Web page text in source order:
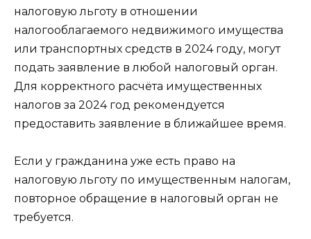
налоговую льготу в отношении
налогооблагаемого недвижимого имущества
или транспортных средств в 2024 году, могут
подать заявление в любой налоговый орган.
Для корректного расчёта имущественных
налогов за 2024 год рекомендуется
предоставить заявление в ближайшее время.
Если у гражданина уже есть право на
налоговую льготу по имущественным налогам,
повторное обращение в налоговый орган не
требуется.